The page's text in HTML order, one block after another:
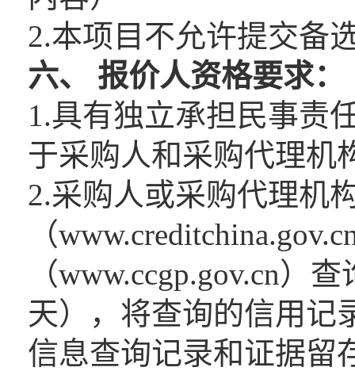
2.本项目不允许提交备
六、 报价人资格要求：
1.具有独立承担民事责
于采购人和采购代理机
2.采购人或采购代理机
（
（www.ccgp.gov.cn）
天），将查询的信用记
信息查询记录和证据留